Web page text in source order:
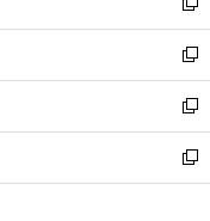
開
く
ド
ウ
で
開
く
ィ
ン
ド
ウ
で
開
く
い
ウ
ィ
ン
ド
ウ
で
開
新
し
い
ウ
ィ
ン
ド
ウ
新
し
い
ウ
ィ
ン
新
し
い
ウ
新
し